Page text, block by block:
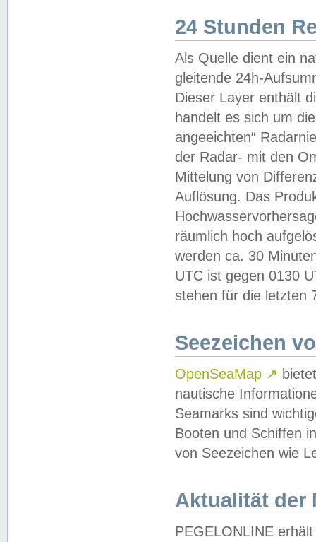
24 Stunden
Als Quelle dient ein
gleitende 24h-
Dieser Layer enthält
handelt es sich um
angeeichten“
der Radar- mit den
Mittelung von
Auflösung. Das
räumlich hoch
werden ca. 30
UTC ist gegen 0130
stehen für die letzten
Seezeichen
OpenSeaMap ↗
nautische
Seamarks sind
Booten und Schiffen
von Seezeichen wie
Aktualität der
PEGELONLINE